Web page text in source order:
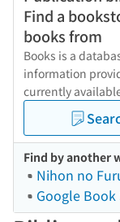
Find a
books from
Books is a
information
currently
Find by another
Nihon no
Google Book